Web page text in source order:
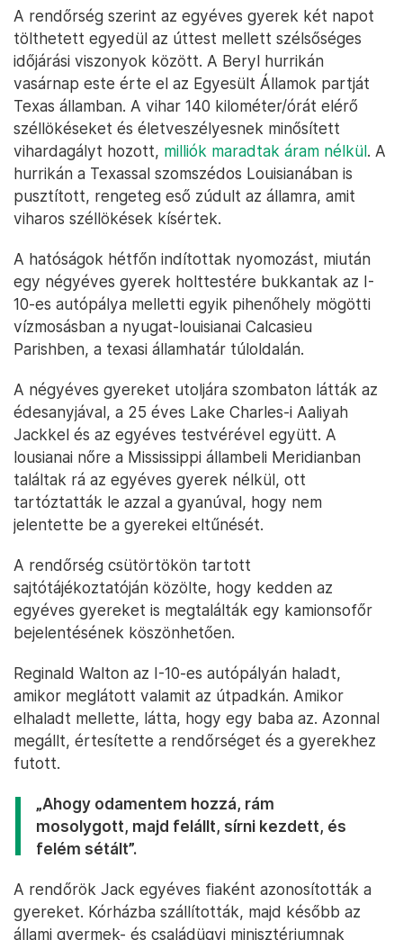
A rendőrség szerint az egyéves gyerek két napot
tölthetett egyedül az úttest mellett szélsőséges
időjárási viszonyok között. A Beryl hurrikán
vasárnap este érte el az Egyesült Államok partját
Texas államban. A vihar 140 kilométer/órát elérő
széllökéseket és életveszélyesnek minősített
vihardagályt hozott, milliók maradtak áram nélkül. A
hurrikán a Texassal szomszédos Louisianában is
pusztított, rengeteg eső zúdult az államra, amit
viharos széllökések kísértek.
A hatóságok hétfőn indítottak nyomozást, miután
egy négyéves gyerek holttestére bukkantak az I-
10-es autópálya melletti egyik pihenőhely mögötti
vízmosásban a nyugat-louisianai Calcasieu
Parishben, a texasi államhatár túloldalán.
A négyéves gyereket utoljára szombaton látták az
édesanyjával, a 25 éves Lake Charles-i Aaliyah
Jackkel és az egyéves testvérével együtt. A
lousianai nőre a Mississippi állambeli Meridianban
találtak rá az egyéves gyerek nélkül, ott
tartóztatták le azzal a gyanúval, hogy nem
jelentette be a gyerekei eltűnését.
A rendőrség csütörtökön tartott
sajtótájékoztatóján közölte, hogy kedden az
egyéves gyereket is megtalálták egy kamionsofőr
bejelentésének köszönhetően.
Reginald Walton az I-10-es autópályán haladt,
amikor meglátott valamit az útpadkán. Amikor
elhaladt mellette, látta, hogy egy baba az. Azonnal
megállt, értesítette a rendőrséget és a gyerekhez
futott.
„Ahogy odamentem hozzá, rám
mosolygott, majd felállt, sírni kezdett, és
felém sétált”.
A rendőrök Jack egyéves fiaként azonosították a
gyereket. Kórházba szállították, majd később az
állami gyermek- és családügyi minisztériumnak